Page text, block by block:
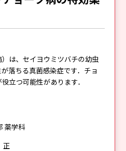
は、セイヨウミツバチの幼虫
落ちる真菌感染症です．チョ
立つ可能性があります．
薬学科